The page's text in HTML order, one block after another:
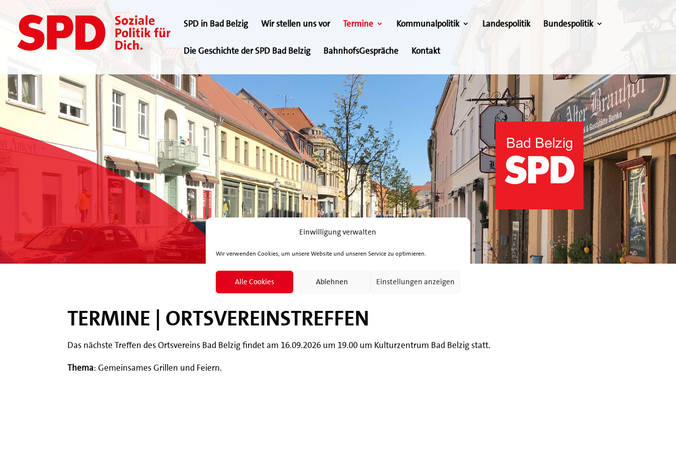
Einwilligung verwalten
Wir verwenden Cookies, um unsere Website und unseren Service zu optimieren.
Alle Cookies Ablehnen Einstellungen anzeigen
SPD in Bad Belzig Wir stellen uns vor Termine Kommunalpolitik Landespolitik Bundespolitik
Die Geschichte der SPD Bad Belzig BahnhofsGespräche Kontakt
TERMINE | ORTSVEREINSTREFFEN
Das nächste Treffen des Ortsvereins Bad Belzig findet am 16.09.2026 um 19.00 um Kulturzentrum Bad Belzig statt.
Thema: Gemeinsames Grillen und Feiern.